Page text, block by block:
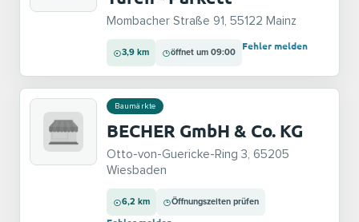
Mombacher Straße 91, 55122 Mainz
3,9 km öffnet um 09:00
Fehler melden
Baumärkte
BECHER GmbH & Co. KG
Otto-von-Guericke-Ring 3, 65205
Wiesbaden
6,2 km Öffnungszeiten prüfen